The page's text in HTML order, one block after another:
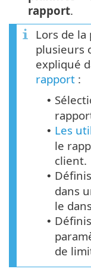
rapport.
Lors de
plusieurs
expliqué
rapport :
•
• Les
le
client.
•
dans
le
•
de